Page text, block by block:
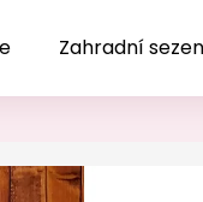
Zahradní